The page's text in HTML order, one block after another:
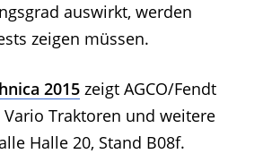
auswirkt, werden
zeigen müssen.
2015 zeigt AGCO/Fendt
Vario Traktoren und weitere
Halle 20, Stand B08f.